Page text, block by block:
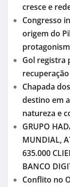
cresce e
Congresso
origem do
Gol registra
Chapada
destino em
natureza e
GRUPO
MUNDIAL,
635.000
BANCO
Conflito no